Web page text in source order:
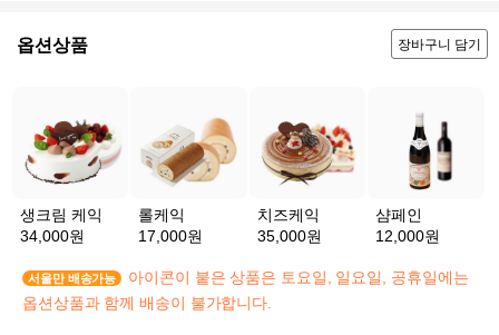
옵션상품 장바구니 담기
생크림 케익
34,000원
롤케익
17,000원
치즈케익
35,000원
샴페인
12,000원
서울만 배송가능
아이콘이 붙은 상품은 토요일, 일요일, 공휴일에는
옵션상품과 함께 배송이 불가합니다.